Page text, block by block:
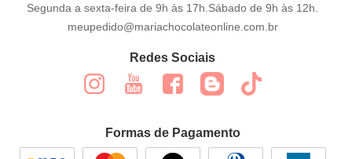
Segunda a sexta-feira de 9h às 17h.Sábado de 9h às 12h.
meupedido@mariachocolateonline.com.br
Redes Sociais
Formas de Pagamento